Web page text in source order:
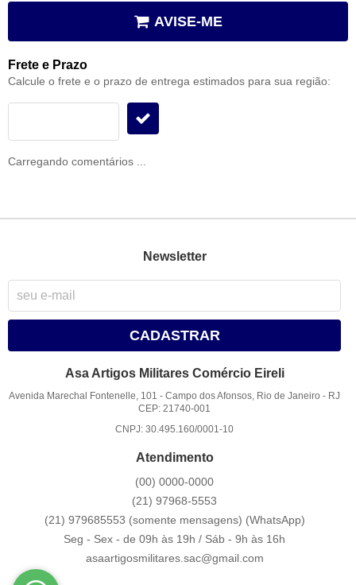
AVISE-ME
Frete e Prazo
Calcule o frete e o prazo de entrega estimados para sua região:
Carregando comentários ...
Newsletter
CADASTRAR
Asa Artigos Militares Comércio Eireli
Avenida Marechal Fontenelle, 101 -Campo dos Afonsos, Rio de Janeiro - RJ
CEP: 21740-001
CNPJ: 30.495.160/0001-10
Atendimento
(00) 0000-0000
(21) 97968-5553
(21) 979685553 (somente mensagens) (WhatsApp)
Seg - Sex - de 09h às 19h / Sáb - 9h às 16h
asaartigosmilitares.sac@gmail.com